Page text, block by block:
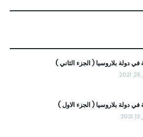
في دولة بلاروسيا ( الجزء الثاني )
في دولة بلاروسيا ( الجزء الاول )